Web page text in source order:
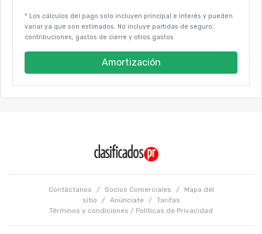
* Los cálculos del pago solo incluyen principal e interés y pueden
variar ya que son estimados. No incluye partidas de seguro,
contribuciones, gastos de cierre y otros gastos
Amortización
Contáctanos / Socios Comerciales /
Mapa del
sitio
/ Anúnciate /
Tarifas
Términos y condiciones / Políticas de Privacidad